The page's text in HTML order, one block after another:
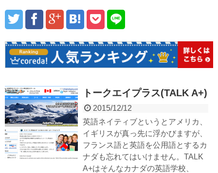
トークエイプラス(TALK A+)
2015/12/12
英語ネイティブというとアメリカ、
イギリスが真っ先に浮かびますが、
フランス語と英語を公用語とするカ
ナダも忘れてはいけません。TALK
A+はそんなカナダの英語学校、